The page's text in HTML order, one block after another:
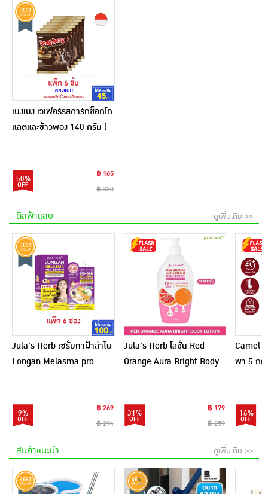
เบงเบง เวเฟอร์รสดาร์กช็อกโก
แลตและข้าวพอง 140 กรัม (
50%
฿ 165
฿ 330
ดีลฟ้าแลบ ดูเพิ่มเติม >>
Jula's Herb เซรั่มทาฝ้าลำไย
Longan Melasma pro
9%
฿ 269
฿ 294
Jula's Herb โลชั่น Red
Orange Aura Bright Body
31%
฿ 179
฿ 259
Camel
พา 5 กก
16%
สินค้าแนะนำ ดูเพิ่มเติม >>